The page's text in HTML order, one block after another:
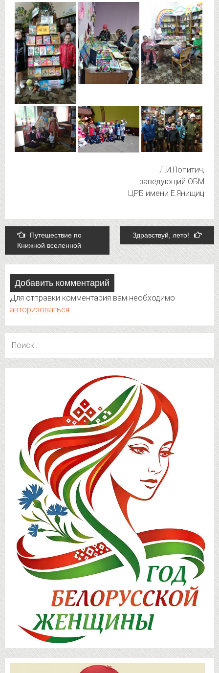
Л.И.Попитич,
заведующий ОБМ
ЦРБ имени Е.Янищиц
Post
navigation
Путешествие по
Книжной вселенной
Здравствуй, лето!
Добавить комментарий
Для отправки комментария вам необходимо
авторизоваться.
Найти: